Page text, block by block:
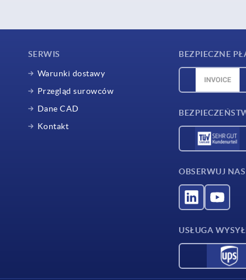
SERWIS
Warunki dostawy
Przegląd surowców
Dane CAD
Kontakt
BEZPIECZNE
OBSERWUJ NAS
USŁUGA